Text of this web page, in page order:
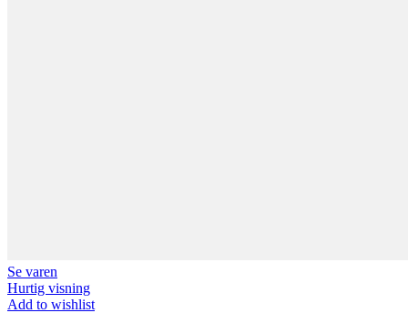
Se varen
Hurtig visning
Add to wishlist